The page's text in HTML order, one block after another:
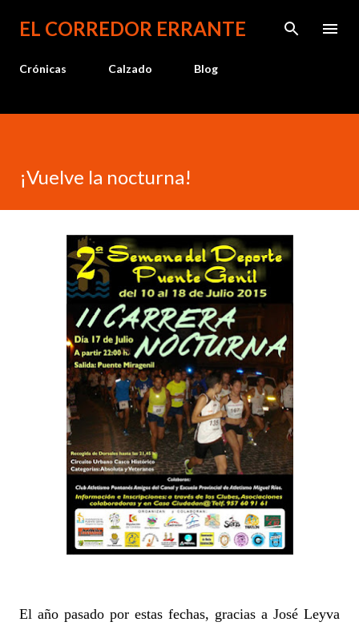
Ir al contenido principal
EL CORREDOR ERRANTE
Crónicas Calzado Blog
¡Vuelve la nocturna!
El año pasado por estas fechas, gracias a José Leyva